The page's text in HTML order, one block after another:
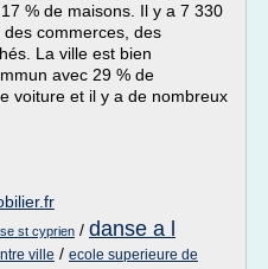
% de maisons. Il y a 7 330
commerces, des
La ville est bien
avec 29 % de
voiture et il y a de nombreux
st cyprien / danse a l
ville / ecole superieure de